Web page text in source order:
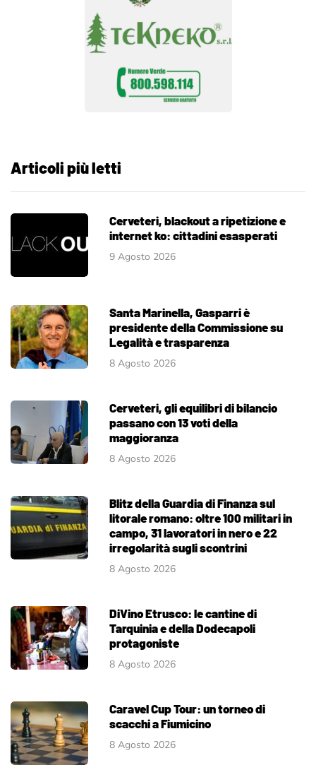
Articoli più letti
Cerveteri, blackout a ripetizione e
internet ko: cittadini esasperati
9 Agosto 2026
Santa Marinella, Gasparri è
presidente della Commissione su
Legalità e trasparenza
8 Agosto 2026
Cerveteri, gli equilibri di bilancio
passano con 13 voti della
maggioranza
8 Agosto 2026
Blitz della Guardia di Finanza sul
litorale romano: oltre 100 militari in
campo, 31 lavoratori in nero e 22
irregolarità sugli scontrini
8 Agosto 2026
DiVino Etrusco: le cantine di
Tarquinia e della Dodecapoli
protagoniste
8 Agosto 2026
Caravel Cup Tour: un torneo di
scacchi a Fiumicino
8 Agosto 2026